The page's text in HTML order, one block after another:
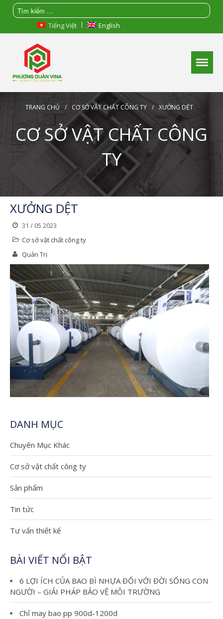
Sản phẩm
Liên hệ
Tiếng Việt English
TRANG CHỦ / CƠ SỞ VẬT CHẤT CÔNG TY / XƯỞNG DỆT
CƠ SỞ VẬT CHẤT CÔNG
TY
XƯỞNG DỆT
31 / 05 2023
Cơ sở vật chất công ty
Quản Trị
DANH MỤC
Chuyên Mục Khác
Cơ sở vật chất công ty
Sản phẩm
Tin tức
Tư vấn thiết kế
BÀI VIẾT NỔI BẬT
6 LỢI ÍCH CỦA BAO BÌ NHỰA ĐỐI VỚI ĐỜI SỐNG CON
NGƯỜI – GIẢI PHÁP BẢO VỆ MÔI TRƯỜNG
Chỉ may bao pp 900d-1200d